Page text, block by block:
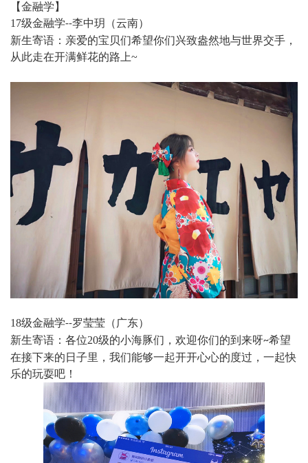
【金融学】
17级金融学--李中玥（云南）
新生寄语：亲爱的宝贝们希望你们兴致盎然地与世界交手，
从此走在开满鲜花的路上~
18级金融学--罗莹莹（广东）
新生寄语：各位20级的小海豚们，欢迎你们的到来呀~希望
在接下来的日子里，我们能够一起开开心心的度过，一起快
乐的玩耍吧！